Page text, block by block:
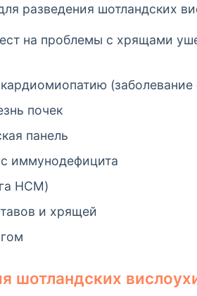
разведения шотландских
на проблемы с хрящами
(заболевание
почек
панель
иммунодефицита
HCM)
и хрящей
шотландских